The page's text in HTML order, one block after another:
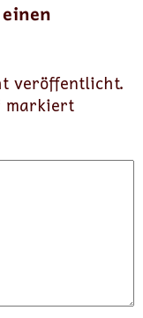
veröffentlicht.
markiert